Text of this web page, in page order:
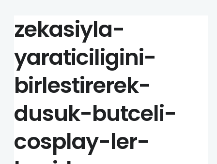
zekasiyla-
yaraticiligini-
birlestirerek-
dusuk-butceli-
cosplay-ler-